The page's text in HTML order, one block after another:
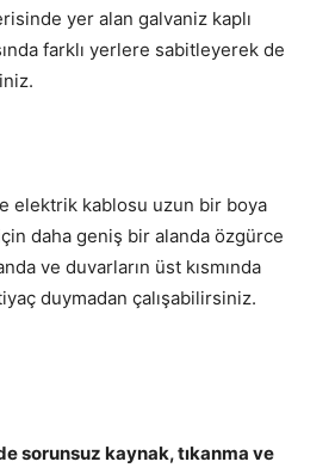
yer alan galvaniz kaplı
farklı yerlere sabitleyerek de
elektrik kablosu uzun bir boya
daha geniş bir alanda özgürce
ve duvarların üst kısmında
duymadan çalışabilirsiniz.
sorunsuz kaynak, tıkanma ve